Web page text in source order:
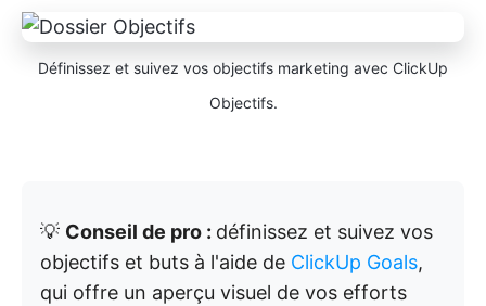
Définissez et suivez vos objectifs marketing avec ClickUp
Objectifs.
💡 Conseil de pro : définissez et suivez vos
objectifs et buts à l'aide de ClickUp Goals,
qui offre un aperçu visuel de vos efforts